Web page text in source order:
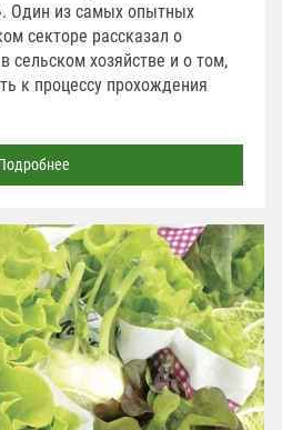
Один из самых опытных
секторе рассказал о
сельском хозяйстве и о том,
к процессу прохождения